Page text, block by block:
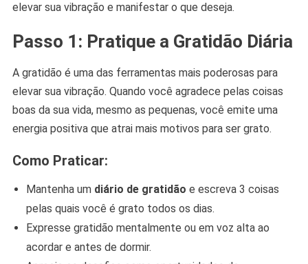
elevar sua vibração e manifestar o que deseja.
Passo 1: Pratique a Gratidão Diária
A gratidão é uma das ferramentas mais poderosas para
elevar sua vibração. Quando você agradece pelas coisas
boas da sua vida, mesmo as pequenas, você emite uma
energia positiva que atrai mais motivos para ser grato.
Como Praticar:
Mantenha um diário de gratidão e escreva 3 coisas
pelas quais você é grato todos os dias.
Expresse gratidão mentalmente ou em voz alta ao
acordar e antes de dormir.